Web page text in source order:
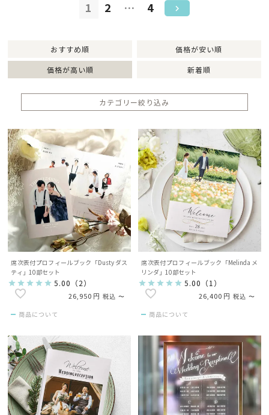
おすすめ順 価格が安い順
価格が高い順 新着順
1 2 … 4
カテゴリー絞り込み
席次表付プロフィールブック「Dusty ダス
ティ」10部セット
5.00 （ 2 ）
26,950 税込 〜
商品について
席次表付プロフィールブック「Melinda メ
リンダ」10部セット
5.00 （ 1 ）
26,400 税込 〜
商品について